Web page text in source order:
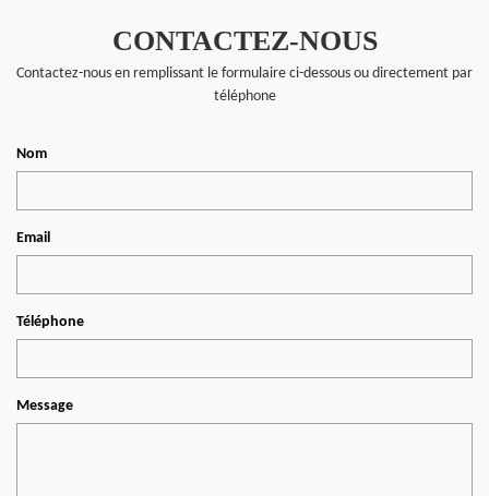
CONTACTEZ-NOUS
Contactez-nous en remplissant le formulaire ci-dessous ou directement par
téléphone
Nom
Email
Téléphone
Message